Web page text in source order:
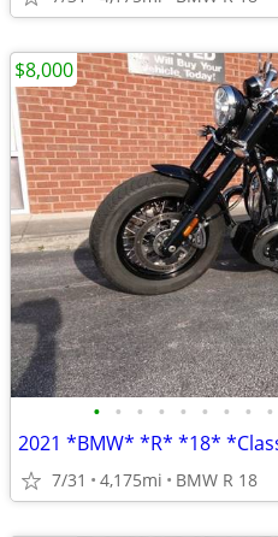
• • • • • • • • •
7/31 4,175mi BMW R 18
$8,000